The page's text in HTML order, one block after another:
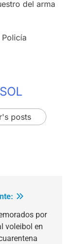
del arma
posts
por
voleibol en